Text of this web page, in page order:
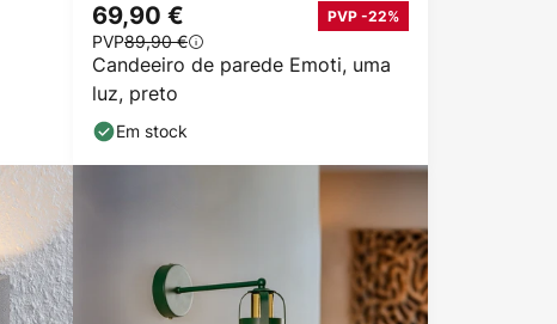
Candeeiro de parede Emoti, uma
luz, preto
69,90 € PVP -22%
PVP89,90 €
Em stock